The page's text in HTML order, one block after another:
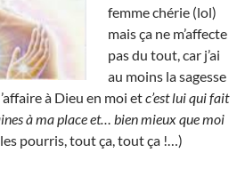
femme chérie (lol)
mais ça ne m’affecte
pas du tout, car j’ai
au moins la sagesse
à Dieu en moi etc’est lui qui fait
à ma place et… bien mieux que moi
pourris, tout ça, tout ça !…)